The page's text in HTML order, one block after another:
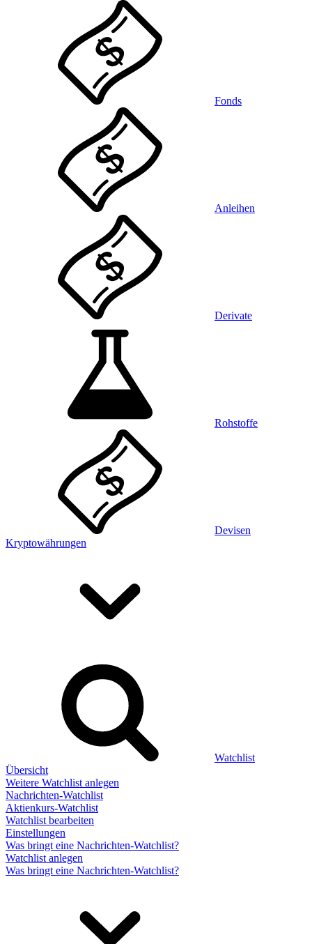
Fonds
Anleihen
Derivate
Rohstoffe
Devisen
Kryptowährungen
Watchlist
Übersicht
Weitere Watchlist anlegen
Nachrichten-Watchlist
Aktienkurs-Watchlist
Watchlist bearbeiten
Einstellungen
Was bringt eine Nachrichten-Watchlist?
Watchlist anlegen
Was bringt eine Nachrichten-Watchlist?